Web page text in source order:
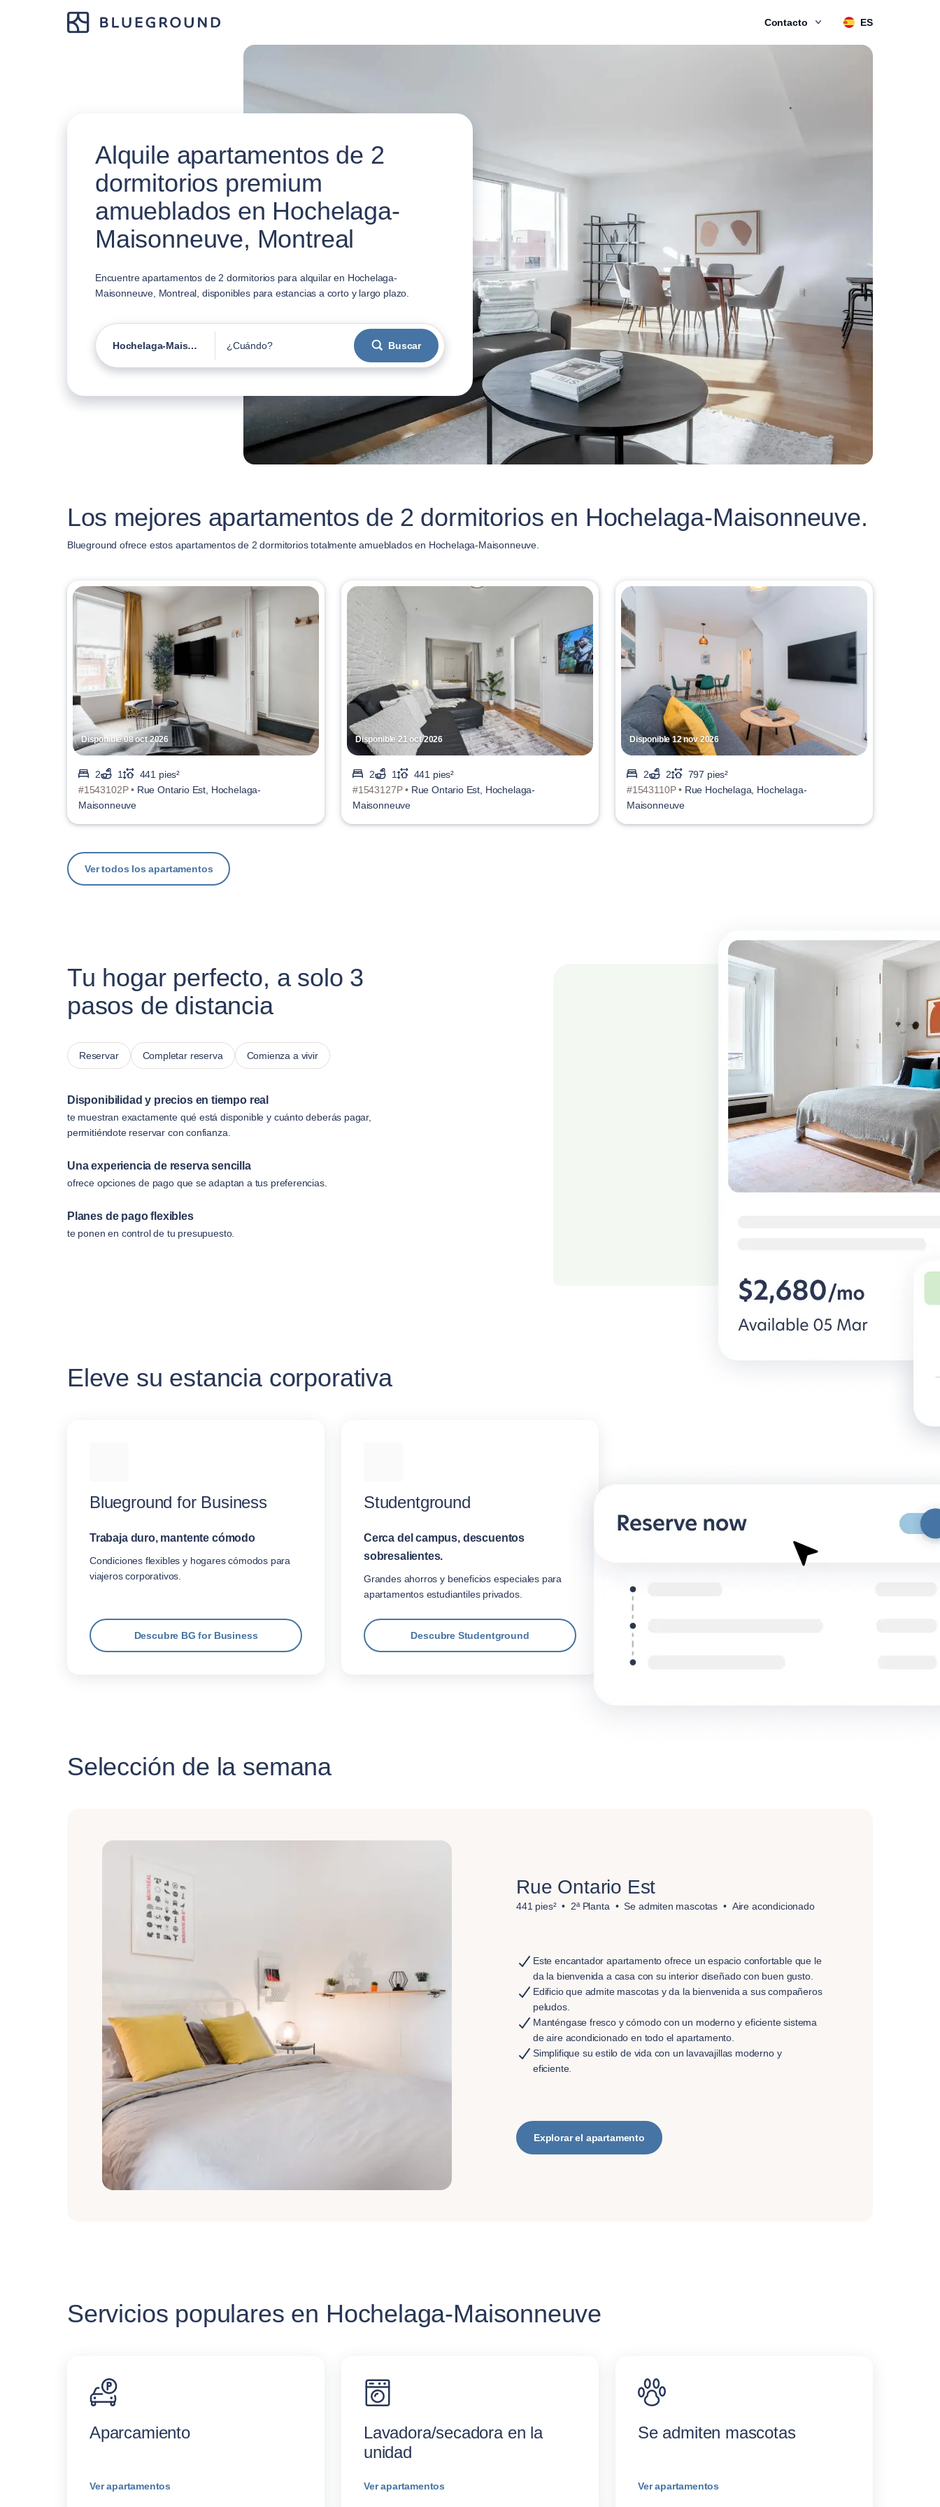
Contacto ES
Alquile apartamentos de 2
dormitorios premium
amueblados en Hochelaga-
Maisonneuve, Montreal
Encuentre apartamentos de 2 dormitorios para alquilar en Hochelaga-
Maisonneuve, Montreal, disponibles para estancias a corto y largo plazo.
Hochelaga-Maisonneuve ¿Cuándo? Buscar
Los mejores apartamentos de 2 dormitorios en Hochelaga-Maisonneuve.
Blueground ofrece estos apartamentos de 2 dormitorios totalmente amueblados en Hochelaga-Maisonneuve.
Disponible 08 oct 2026
2 1
441 pies²
#1543102P • Rue Ontario Est, Hochelaga-
Maisonneuve
Disponible 21 oct 2026
2 1
441 pies²
#1543127P • Rue Ontario Est, Hochelaga-
Maisonneuve
Disponible 12 nov 2026
2 2
797 pies²
#1543110P • Rue Hochelaga, Hochelaga-
Maisonneuve
Ver todos los apartamentos
Tu hogar perfecto, a solo 3
pasos de distancia
Reservar Completar reserva Comienza a vivir
Disponibilidad y precios en tiempo real
te muestran exactamente qué está disponible y cuánto deberás pagar,
permitiéndote reservar con confianza.
Una experiencia de reserva sencilla
ofrece opciones de pago que se adaptan a tus preferencias.
Planes de pago flexibles
te ponen en control de tu presupuesto.
Eleve su estancia corporativa
Blueground for Business
Trabaja duro, mantente cómodo
Condiciones flexibles y hogares cómodos para
viajeros corporativos.
Descubre BG for Business
Studentground
Cerca del campus, descuentos
sobresalientes.
Grandes ahorros y beneficios especiales para
apartamentos estudiantiles privados.
Descubre Studentground
Selección de la semana
Rue Ontario Est
441 pies² 2ª Planta Se admiten mascotas Aire acondicionado
Este encantador apartamento ofrece un espacio confortable que le
da la bienvenida a casa con su interior diseñado con buen gusto.
Edificio que admite mascotas y da la bienvenida a sus compañeros
peludos.
Manténgase fresco y cómodo con un moderno y eficiente sistema
de aire acondicionado en todo el apartamento.
Simplifique su estilo de vida con un lavavajillas moderno y
eficiente.
Explorar el apartamento
Servicios populares en Hochelaga-Maisonneuve
Aparcamiento
Ver apartamentos
Lavadora/secadora en la
unidad
Ver apartamentos
Se admiten mascotas
Ver apartamentos